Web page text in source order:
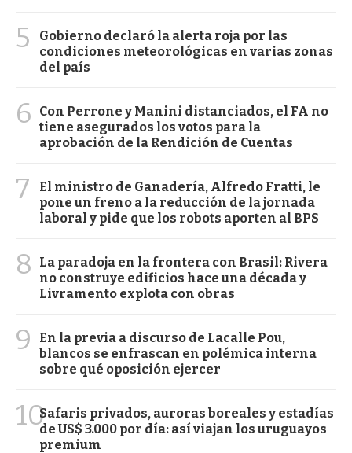
5
Gobierno declaró la alerta roja por las
condiciones meteorológicas en varias zonas
del país
6
Con Perrone y Manini distanciados, el FA no
tiene asegurados los votos para la
aprobación de la Rendición de Cuentas
7
El ministro de Ganadería, Alfredo Fratti, le
pone un freno a la reducción de la jornada
laboral y pide que los robots aporten al BPS
8
La paradoja en la frontera con Brasil: Rivera
no construye edificios hace una década y
Livramento explota con obras
9
En la previa a discurso de Lacalle Pou,
blancos se enfrascan en polémica interna
sobre qué oposición ejercer
10Safaris privados, auroras boreales y estadías
de US$ 3.000 por día: así viajan los uruguayos
premium